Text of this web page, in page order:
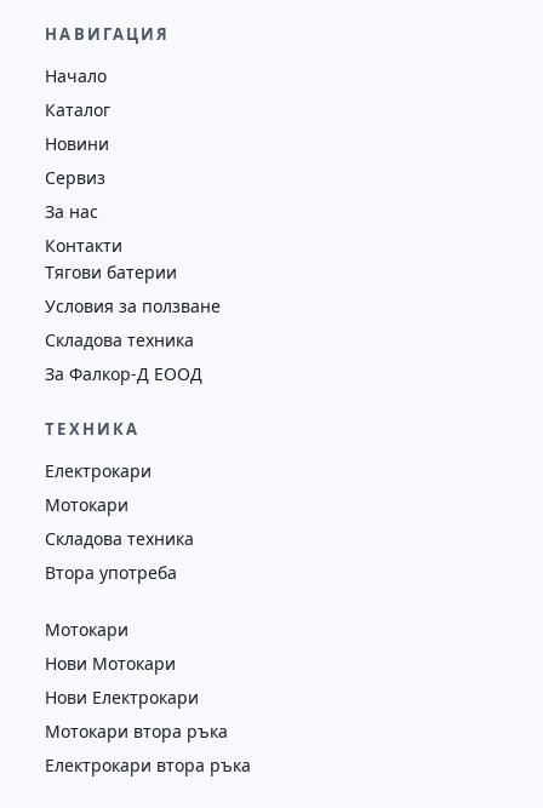
5065
НАВИГАЦИЯ
Начало
Каталог
Новини
Сервиз
За нас
Контакти
Тягови батерии
Условия за ползване
Складова техника
За Фалкор-Д ЕООД
ТЕХНИКА
Електрокари
Мотокари
Складова техника
Втора употреба
Мотокари
Нови Мотокари
Нови Електрокари
Мотокари втора ръка
Електрокари втора ръка